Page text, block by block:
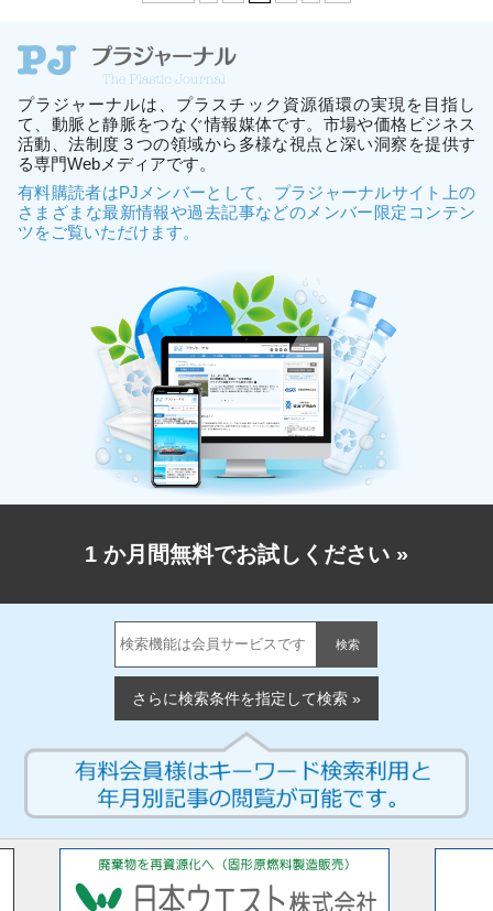
プラジャーナルは、プラスチック資源循環の実現を目指し
て、動脈と静脈をつなぐ情報媒体です。市場や価格ビジネス
活動、法制度３つの領域から多様な視点と深い洞察を提供す
る専門Webメディアです。
有料購読者はPJメンバーとして、プラジャーナルサイト上の
さまざまな最新情報や過去記事などのメンバー限定コンテン
ツをご覧いただけます。
1 か月間無料でお試しください »
検索
さらに検索条件を指定して検索 »